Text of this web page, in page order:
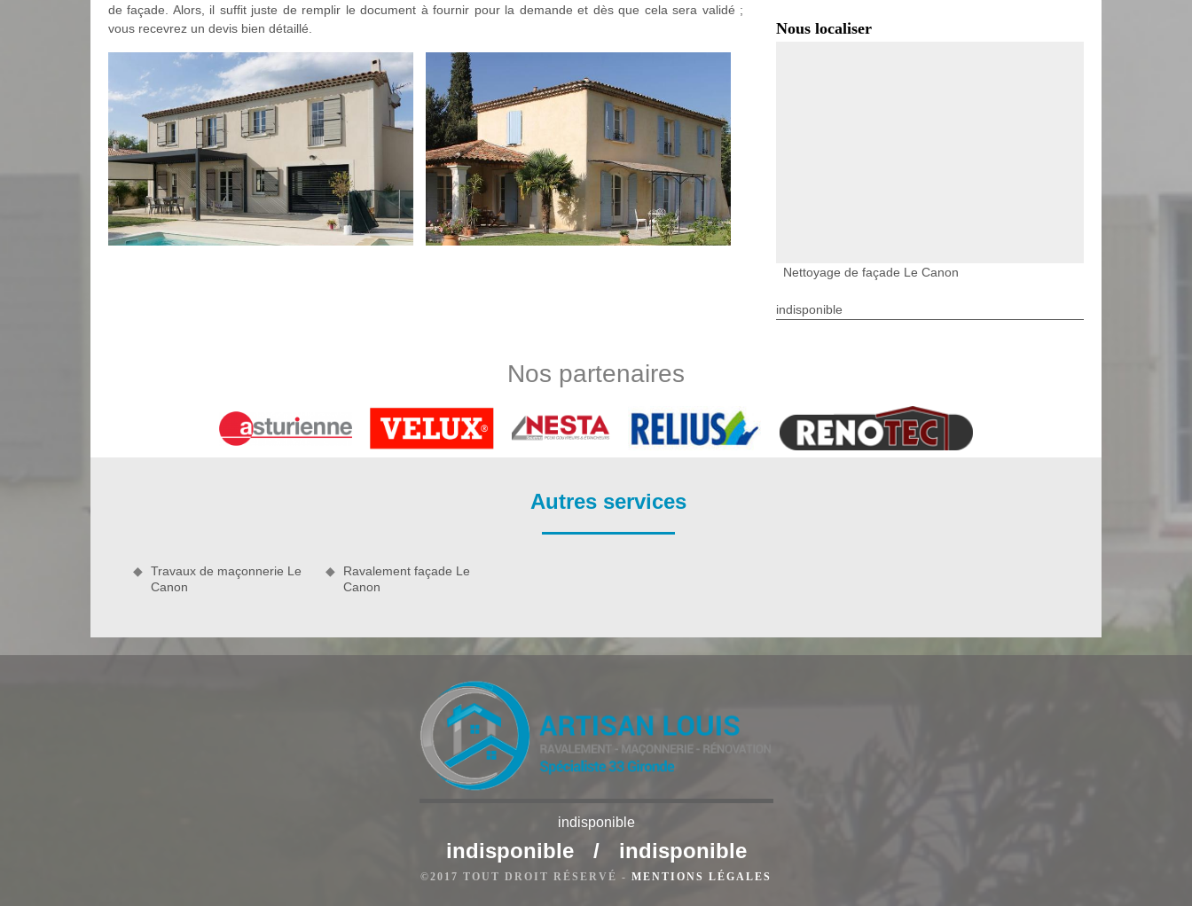
de façade. Alors, il suffit juste de remplir le document à fournir pour la demande et dès que cela sera validé ;
vous recevrez un devis bien détaillé.
façade. Le nettoyage de votre façade à Le Canon est parmi l’entretien qu’il ne faut pas négliger pour profiter
efficacement le nettoyage de votre façade par des procédées très élaborées. Ravaleur à {ville utilise des produits
certifiés et dispose de tous les équipements nécessaires.
pierre. Ravaleur à Le Canon dispose de tous les matériels nécessaires ainsi que l’expertise et le savoir-faire. Il
votre façade en pierre gardera son aspect magnifique.
Nous localiser
Nettoyage de façade Le Canon
indisponible
Nos partenaires
Autres services
Travaux de maçonnerie Le
Canon
Ravalement façade Le
Canon
indisponible
indisponible / indisponible
©2017 TOUT DROIT RÉSERVÉ - MENTIONS LÉGALES